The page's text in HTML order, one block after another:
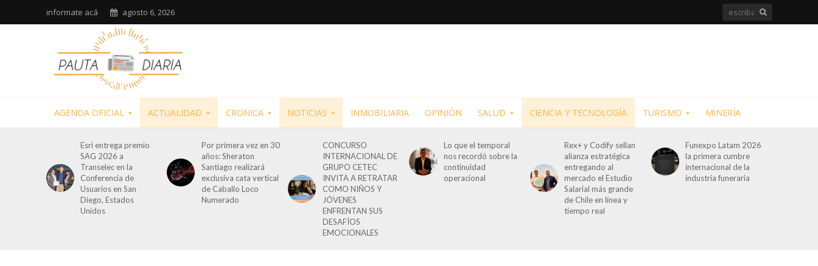
informate acá agosto 6, 2026
AGENDA OFICIAL ACTUALIDAD CRONICA NOTICIAS INMOBILIARIA OPINIÓN SALUD CIENCIA Y TECNOLOGÍA TURISMO MINERÍA
Esri entrega premio
SAG 2026 a
Transelec en la
Conferencia de
Usuarios en San
Diego, Estados
Unidos
Por primera vez en 30
años: Sheraton
Santiago realizará
exclusiva cata vertical
de Caballo Loco
Numerado
CONCURSO
INTERNACIONAL DE
GRUPO CETEC
INVITA A RETRATAR
COMO NIÑOS Y
JÓVENES
ENFRENTAN SUS
DESAFÍOS
EMOCIONALES
Lo que el temporal
nos recordó sobre la
continuidad
operacional
Rex+ y Codify sellan
alianza estratégica
entregando al
mercado el Estudio
Salarial más grande
de Chile en línea y
tiempo real
Funexpo Latam 2026
la primera cumbre
internacional de la
industria funeraria